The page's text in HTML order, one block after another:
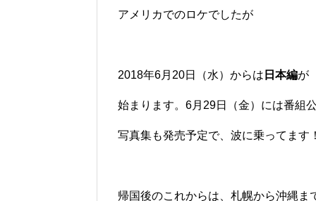
アメリカでのロケでしたが
2018年6月20日（水）からは 日本編が
始まります。6月29日（金）には番組
写真集も発売予定で、波に乗ってます！
帰国後のこれからは、札幌から沖縄ま